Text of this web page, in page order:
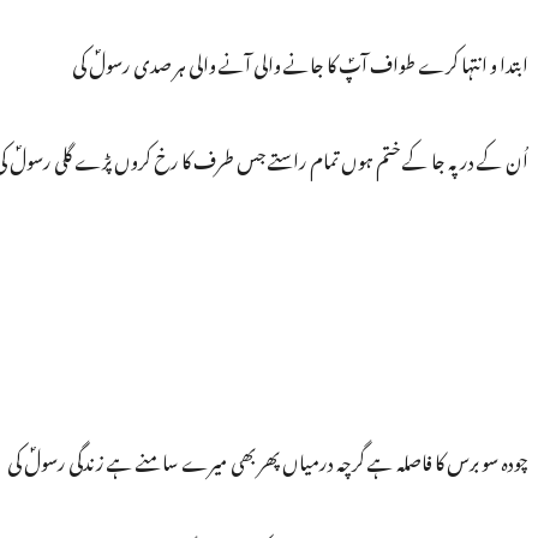
ابتدا و انتہا کرے طواف آپؐ کا جانے والی آنے والی ہر صدی رسولؐ کی
اُن کے در پہ جا کے ختم ہوں تمام راستے جس طرف کا رخ کروں پڑے گلی رسولؐ
چودہ سو برس کا فاصلہ ہے گرچہ درمیاں پھر بھی میرے سامنے ہے زندگی رسولؐ کی